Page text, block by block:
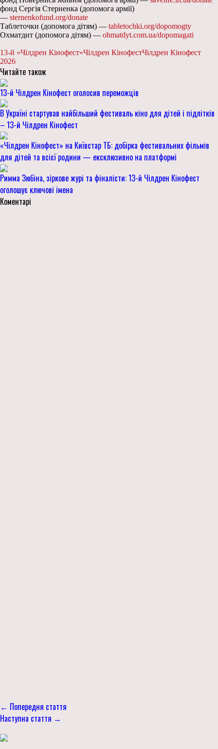
фонд Сергія Стерненка (допомога армії)
— sternenkofund.org/donate
Таблеточки (допомога дітям) — tabletochki.org/dopomogty
Охматдит (допомога дітям) — ohmatdyt.com.ua/dopomagati
13-й «Чілдрен Кінофест»Чілдрен КінофестЧілдрен Кінофест
2026
Читайте також
13-й Чілдрен Кінофест оголосив переможців
В Україні стартував найбільший фестиваль кіно для дітей і підлітків
– 13-й Чілдрен Кінофест
«Чілдрен Кінофест» на Київстар ТБ: добірка фестивальних фільмів
для дітей та всієї родини — ексклюзивно на платформі
Римма Зюбіна, зіркове журі та фіналісти: 13-й Чілдрен Кінофест
оголошує ключові імена
Коментарі
← Попередня стаття
Наступна стаття →